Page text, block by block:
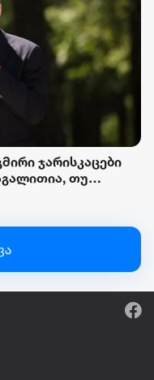
ჯარისკაცები
თუ
მოქალაქე და